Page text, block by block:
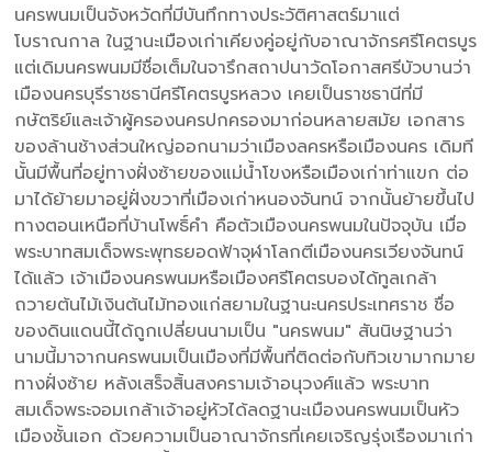
นครพนมเป็นจังหวัดที่มีบันทึกทางประวัติศาสตร์มาแต่
โบราณกาล ในฐานะเมืองเก่าเคียงคู่อยู่กับอาณาจักรศรีโคตรบูร
แต่เดิมนครพนมมีชื่อเต็มในจารึกสถาปนาวัดโอกาสศรีบัวบานว่า
เมืองนครบุรีราชธานีศรีโคตรบูรหลวง เคยเป็นราชธานีที่มี
กษัตริย์และเจ้าผู้ครองนครปกครองมาก่อนหลายสมัย เอกสาร
ของล้านช้างส่วนใหญ่ออกนามว่าเมืองลครหรือเมืองนคร เดิมที
นั้นมีพื้นที่อยู่ทางฝั่งซ้ายของแม่น้ำโขงหรือเมืองเก่าท่าแขก ต่อ
มาได้ย้ายมาอยู่ฝั่งขวาที่เมืองเก่าหนองจันทน์ จากนั้นย้ายขึ้นไป
ทางตอนเหนือที่บ้านโพธิ์คำ คือตัวเมืองนครพนมในปัจจุบัน เมื่อ
พระบาทสมเด็จพระพุทธยอดฟ้าจุฬาโลกตีเมืองนครเวียงจันทน์
ได้แล้ว เจ้าเมืองนครพนมหรือเมืองศรีโคตรบองได้ทูลเกล้า
ถวายต้นไม้เงินต้นไม้ทองแก่สยามในฐานะนครประเทศราช ชื่อ
ของดินแดนนี้ได้ถูกเปลี่ยนนามเป็น "นครพนม" สันนิษฐานว่า
นามนี้มาจากนครพนมเป็นเมืองที่มีพื้นที่ติดต่อกับทิวเขามากมาย
ทางฝั่งซ้าย หลังเสร็จสิ้นสงครามเจ้าอนุวงศ์แล้ว พระบาท
สมเด็จพระจอมเกล้าเจ้าอยู่หัวได้ลดฐานะเมืองนครพนมเป็นหัว
เมืองชั้นเอก ด้วยความเป็นอาณาจักรที่เคยเจริญรุ่งเรืองมาเก่า